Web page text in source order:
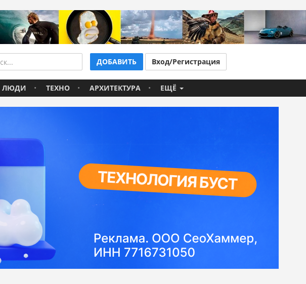
ДОБАВИТЬ Вход/Регистрация
ЛЮДИ ТЕХНО АРХИТЕКТУРА ЕЩЁ